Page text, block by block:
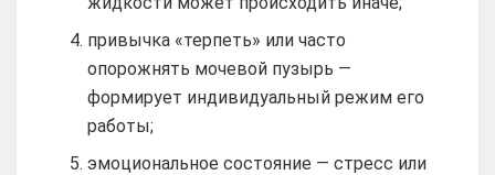
привычка «терпеть» или часто
опорожнять мочевой пузырь —
формирует индивидуальный режим его
работы;
эмоциональное состояние — стресс или